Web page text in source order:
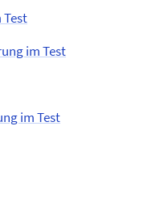
im Test
im Test